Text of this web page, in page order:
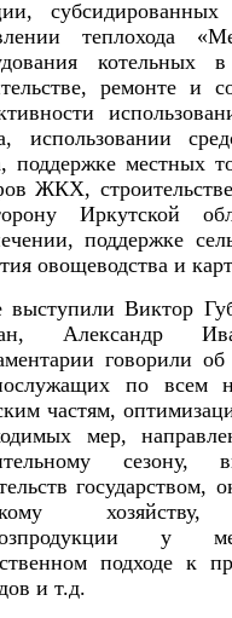
теплохода
котельных
ремонте и
использовании
поддержке местных
ЖКХ,
Иркутской
поддержке
овощеводства и
выступили Виктор
Александр
говорили
по всем
частям,
мер,
сезону,
государством,
у
подходе к
и т.д.